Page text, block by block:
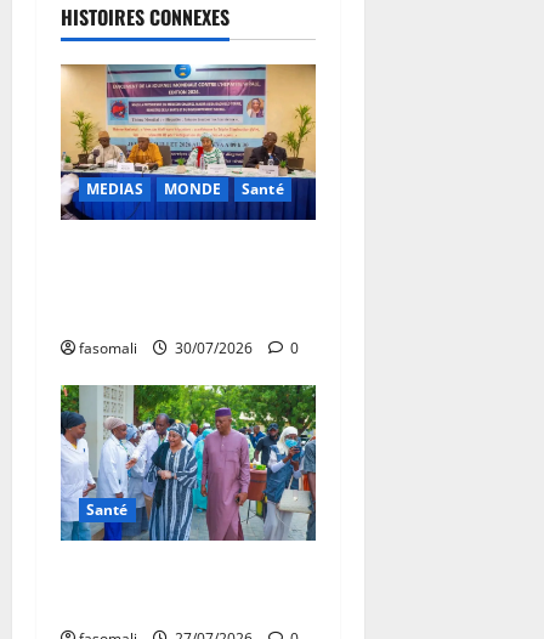
HISTOIRES CONNEXES
MEDIAS MONDE Santé
fasomali 30/07/2026 0
Santé